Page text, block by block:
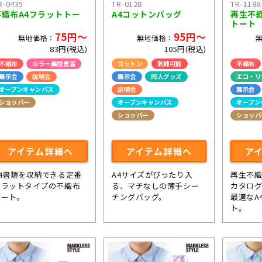
0435
布A4フラットトー
無地価格： 75円～
83円(税込)
織布
カラー展開豊富
示会
説明会
ープンキャンパス
ョッパー
アイテム詳細へ
書類を収納できる定番
ットタイプの不織布
ト。
TR-0128
A4コットンバッグ
無地価格： 95円～
105円(税込)
コットン
刺繍可能
展示会
同人グッズ
説明会
オープンキャンパス
ショッパー
アイテム詳細へ
A4サイズがぴったり入
る、マチなしの薄手シー
チングバッグ。
TR-1188
再生不
トート
不織布
エコ・
展示会
オープ
ショッ
ア
再生不
カタロ
最適な
ト。